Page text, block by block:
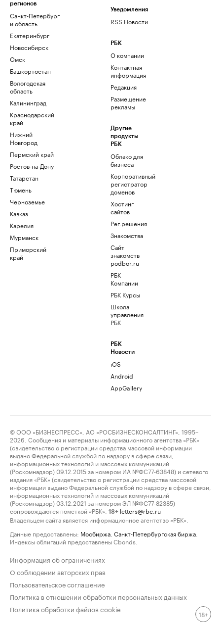
регионов
Санкт-Петербург
и область
Екатеринбург
Новосибирск
Омск
Башкортостан
Вологодская
область
Калининград
Краснодарский
край
Нижний
Новгород
Пермский край
Ростов-на-Дону
Татарстан
Тюмень
Черноземье
Кавказ
Карелия
Мурманск
Приморский
край
Уведомления
RSS Новости
РБК
О компании
Контактная
информация
Редакция
Размещение
рекламы
Другие
продукты
РБК
Облако для
бизнеса
Корпоративный
регистратор
доменов
Хостинг
сайтов
Рег.решения
Знакомства
Сайт
знакомств
podbor.ru
РБК
Компании
РБК Курсы
Школа
управления
РБК
РБК
Новости
iOS
Android
AppGallery
© ООО «БИЗНЕСПРЕСС», АО «РОСБИЗНЕСКОНСАЛТИНГ», 1995–
2026. Сообщения и материалы информационного агентства «РБК»
(свидетельство о регистрации средства массовой информации
выдано Федеральной службой по надзору в сфере связи,
информационных технологий и массовых коммуникаций
(Роскомнадзор) 09.12.2015 за номером ИА №ФС77-63848) и сетевого
издания «РБК» (свидетельство о регистрации средства массовой
информации выдано Федеральной службой по надзору в сфере связи,
информационных технологий и массовых коммуникаций
(Роскомнадзор) 03.12.2021 за номером ЭЛ №ФС77-82385)
сопровождаются пометкой «РБК».
18+ letters@rbc.ru
Владельцем сайта является информационное агентство «РБК».
Данные предоставлены: Мосбиржа Санкт-Петербургская биржа
Индексы облигаций предоставлены Cbonds.
Информация об ограничениях
О соблюдении авторских прав
Пользовательское соглашение
Политика в отношении обработки персональных данных
Политика обработки файлов cookie
18+